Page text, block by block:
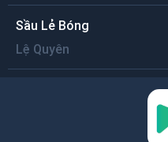
Sầu Lẻ Bóng
Lệ Quyên